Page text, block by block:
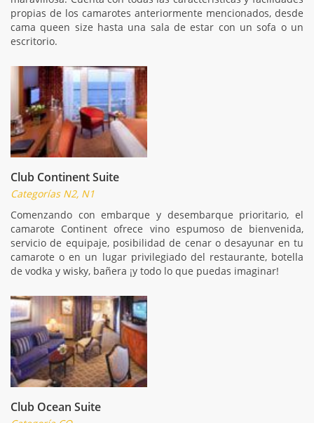
propias de los camarotes anteriormente mencionados, desde
cama queen size hasta una sala de estar con un sofa o un
escritorio.
Club Continent Suite
Categorías N2, N1
Comenzando con embarque y desembarque prioritario, el
camarote Continent ofrece vino espumoso de bienvenida,
servicio de equipaje, posibilidad de cenar o desayunar en tu
camarote o en un lugar privilegiado del restaurante, botella
de vodka y wisky, bañera ¡y todo lo que puedas imaginar!
Club Ocean Suite